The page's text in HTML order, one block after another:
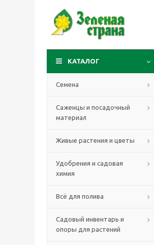
КАТАЛОГ
Семена
Саженцы и посадочный
материал
Живые растения и цветы
Удобрения и садовая
химия
Всё для полива
Садовый инвентарь и
опоры для растений